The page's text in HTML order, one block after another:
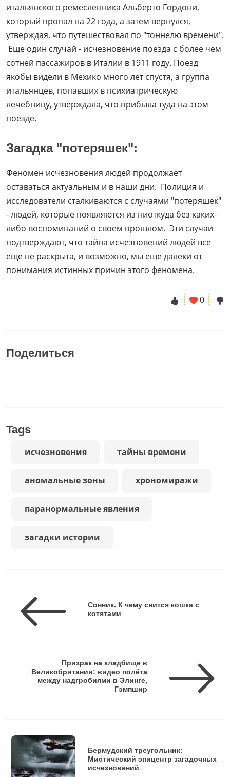
итальянского ремесленника Альберто Гордони,
который пропал на 22 года, а затем вернулся,
утверждая, что путешествовал по "тоннелю времени".
Еще один случай - исчезновение поезда с более чем
сотней пассажиров в Италии в 1911 году. Поезд
якобы видели в Мехико много лет спустя, а группа
итальянцев, попавших в психиатрическую
лечебницу, утверждала, что прибыла туда на этом
поезде.
Загадка "потеряшек":
Феномен исчезновения людей продолжает
оставаться актуальным и в наши дни. Полиция и
исследователи сталкиваются с случаями "потеряшек"
- людей, которые появляются из ниоткуда без каких-
либо воспоминаний о своем прошлом. Эти случаи
подтверждают, что тайна исчезновений людей все
еще не раскрыта, и возможно, мы еще далеки от
понимания истинных причин этого феномена.
0
Поделиться
Tags
исчезновения тайны времени
аномальные зоны хрономиражи
паранормальные явления
загадки истории
Сонник. К чему снится кошка с
котятами
Призрак на кладбище в
Великобритании: видео полёта
между надгробиями в Элинге,
Гэмпшир
Бермудский треугольник:
Мистический эпицентр загадочных
исчезновений